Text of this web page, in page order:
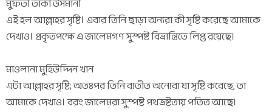
এই হল আল্লাহর সৃষ্টি। এবার তিনি ছাড়া অন্যরা কী সৃষ্টি করেছে আমাকে
দেখাও। প্রকৃতপক্ষে এ জালেমগণ সুস্পষ্ট বিভ্রান্তিতে লিপ্ত রয়েছে।
মাওলানা মুহিউদ্দিন খান
এটা আল্লাহর সৃষ্টি; অতঃপর তিনি ব্যতীত অন্যেরা যা সৃষ্টি করেছে, তা
আমাকে দেখাও। বরং জালেমরা সুস্পষ্ট পথভ্রষ্টতায় পতিত আছে।